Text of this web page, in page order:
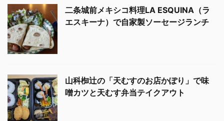
二条城前メキシコ料理LA ESQUINA（ラ
エスキーナ）で自家製ソーセージランチ
山科椥辻の「天むすのお店かぽり」で味
噌カツと天むす弁当テイクアウト